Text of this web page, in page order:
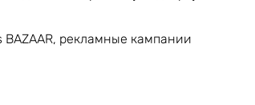
BAZAAR, рекламные кампании